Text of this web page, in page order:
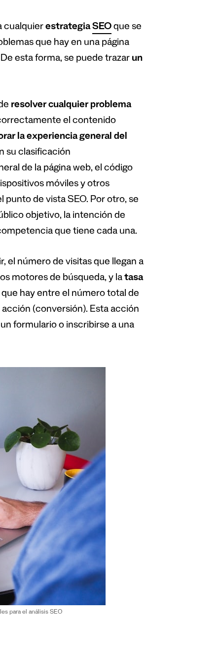
cualquierestrategiaSEOque se
que hay en una página
esta forma, se puede trazar un
resolver cualquier problema
el contenido
la experiencia general del
su clasificación
de la página web, el código
móviles y otros
de vista SEO. Por otro, se
objetivo, la intención de
que tiene cada una.
el número de visitas que llegan a
motores de búsqueda, y latasa
hay entre el número total de
(conversión). Esta acción
formulario o inscribirse a una
para el análisis SEO